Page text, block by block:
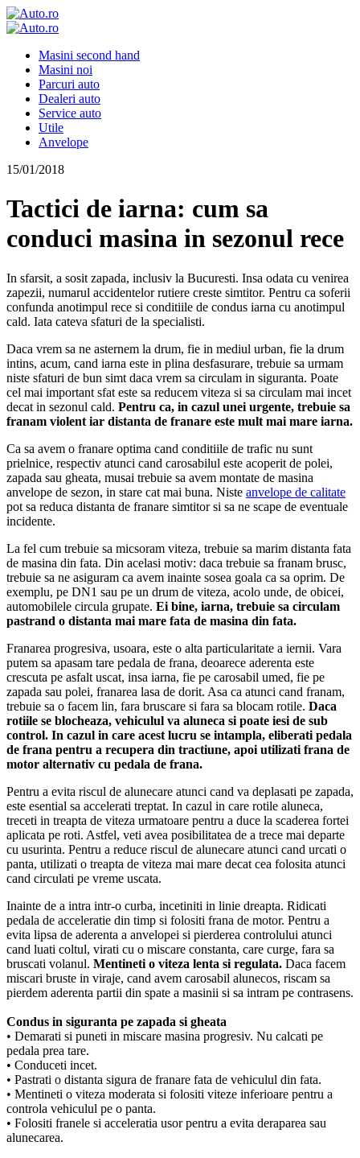
Masini second hand
Masini noi
Parcuri auto
Dealeri auto
Service auto
Utile
Anvelope
15/01/2018
Tactici de iarna: cum sa
conduci masina in sezonul rece
In sfarsit, a sosit zapada, inclusiv la Bucuresti. Insa odata cu venirea
zapezii, numarul accidentelor rutiere creste simtitor. Pentru ca soferii
confunda anotimpul rece si conditiile de condus iarna cu anotimpul
cald. Iata cateva sfaturi de la specialisti.
Daca vrem sa ne asternem la drum, fie in mediul urban, fie la drum
intins, acum, cand iarna este in plina desfasurare, trebuie sa urmam
niste sfaturi de bun simt daca vrem sa circulam in siguranta. Poate
cel mai important sfat este sa reducem viteza si sa circulam mai incet
decat in sezonul cald. Pentru ca, in cazul unei urgente, trebuie sa
franam violent iar distanta de franare este mult mai mare iarna.
Ca sa avem o franare optima cand conditiile de trafic nu sunt
prielnice, respectiv atunci cand carosabilul este acoperit de polei,
zapada sau gheata, musai trebuie sa avem montate de masina
anvelope de sezon, in stare cat mai buna. Niste anvelope de calitate
pot sa reduca distanta de franare simtitor si sa ne scape de eventuale
incidente.
La fel cum trebuie sa micsoram viteza, trebuie sa marim distanta fata
de masina din fata. Din acelasi motiv: daca trebuie sa franam brusc,
trebuie sa ne asiguram ca avem inainte sosea goala ca sa oprim. De
exemplu, pe DN1 sau pe un drum de viteza, acolo unde, de obicei,
automobilele circula grupate. Ei bine, iarna, trebuie sa circulam
pastrand o distanta mai mare fata de masina din fata.
Franarea progresiva, usoara, este o alta particularitate a iernii. Vara
putem sa apasam tare pedala de frana, deoarece aderenta este
crescuta pe asfalt uscat, insa iarna, fie pe carosabil umed, fie pe
zapada sau polei, franarea lasa de dorit. Asa ca atunci cand franam,
trebuie sa o facem lin, fara bruscare si fara sa blocam rotile. Daca
rotiile se blocheaza, vehiculul va aluneca si poate iesi de sub
control. In cazul in care acest lucru se intampla, eliberati pedala
de frana pentru a recupera din tractiune, apoi utilizati frana de
motor alternativ cu pedala de frana.
Pentru a evita riscul de alunecare atunci cand va deplasati pe zapada,
este esential sa accelerati treptat. In cazul in care rotile aluneca,
treceti in treapta de viteza urmatoare pentru a duce la scaderea fortei
aplicata pe roti. Astfel, veti avea posibilitatea de a trece mai departe
cu usurinta. Pentru a reduce riscul de alunecare atunci cand urcati o
panta, utilizati o treapta de viteza mai mare decat cea folosita atunci
cand circulati pe vreme uscata.
Inainte de a intra intr-o curba, incetiniti in linie dreapta. Ridicati
pedala de acceleratie din timp si folositi frana de motor. Pentru a
evita lipsa de aderenta a anvelopei si pierderea controlului atunci
cand luati coltul, virati cu o miscare constanta, care curge, fara sa
bruscati volanul. Mentineti o viteza lenta si regulata. Daca facem
miscari bruste in viraje, cand avem carosabil alunecos, riscam sa
pierdem aderenta partii din spate a masinii si sa intram pe contrasens.
Condus in siguranta pe zapada si gheata
• Demarati si puneti in miscare masina progresiv. Nu calcati pe
pedala prea tare.
• Conduceti incet.
• Pastrati o distanta sigura de franare fata de vehiculul din fata.
• Mentineti o viteza moderata si folositi viteze inferioare pentru a
controla vehiculul pe o panta.
• Folositi franele si acceleratia usor pentru a evita deraparea sau
alunecarea.